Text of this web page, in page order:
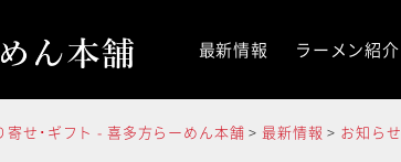
最新情報 ラーメン紹介
寄せ･ギフト - 喜多方らーめん本舗 > 最新情報 > お知らせ